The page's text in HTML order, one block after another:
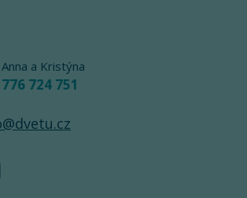
Anna a Kristýna
776 724 751